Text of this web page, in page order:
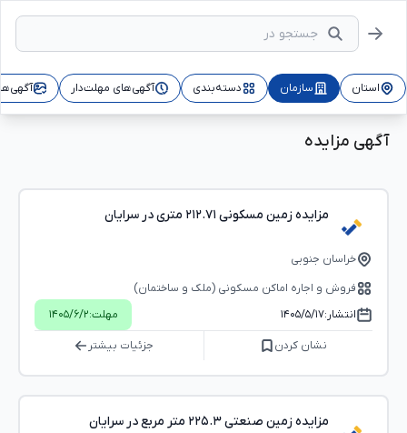
استان سازمان دسته‌بندی آگهی‌های مهلت‌دار
آگهی مزایده
مزایده زمین مسکونی ۲۱۲.۷۱ متری در سرایان
خراسان جنوبی
فروش و اجاره اماکن مسکونی (ملک و ساختمان)
انتشار:۱۴۰۵/۵/۱۷ مهلت:۱۴۰۵/۶/۲
نشان کردن جزئیات بیشتر
مزایده زمین صنعتی ۲۲۵.۳ متر مربع در سرایان